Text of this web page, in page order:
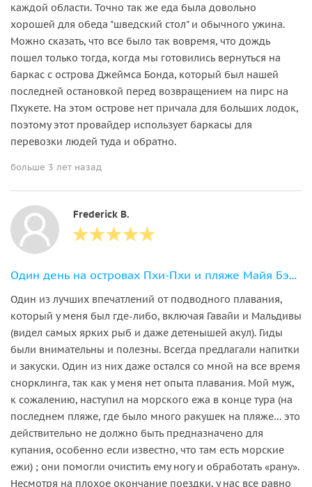
каждой области. Точно так же еда была довольно
хорошей для обеда "шведский стол" и обычного ужина.
Можно сказать, что все было так вовремя, что дождь
пошел только тогда, когда мы готовились вернуться на
баркас с острова Джеймса Бонда, который был нашей
последней остановкой перед возвращением на пирс на
Пхукете. На этом острове нет причала для больших лодок,
поэтому этот провайдер использует баркасы для
перевозки людей туда и обратно.
больше 3 лет назад
Frederick B.
Один день на островах Пхи-Пхи и пляже Майя Бэй (с англоязычным гидом)
Один из лучших впечатлений от подводного плавания,
который у меня был где-либо, включая Гавайи и Мальдивы
(видел самых ярких рыб и даже детенышей акул). Гиды
были внимательны и полезны. Всегда предлагали напитки
и закуски. Один из них даже остался со мной на все время
снорклинга, так как у меня нет опыта плавания. Мой муж,
к сожалению, наступил на морского ежа в конце тура (на
последнем пляже, где было много ракушек на пляже… это
действительно не должно быть предназначено для
купания, особенно если известно, что там есть морские
ежи) ; они помогли очистить ему ногу и обработать «рану».
Несмотря на плохое окончание поездки, у нас все равно